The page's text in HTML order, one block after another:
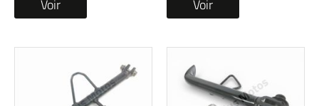
Voir Voir